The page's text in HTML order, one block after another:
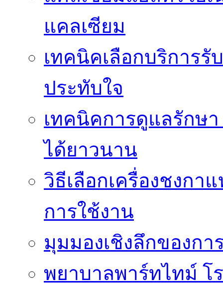
แคลเซียม
เทคนิคเลือกบริการรั
ประทับใจ
เทคนิคการดูแลรักษา
ได้ยาวนาน
วิธีเลือกเครื่องชงกา
การใช้งาน
มุมมองเชิงลึกของก
พยาบาลพาร์ทไทม์ โ